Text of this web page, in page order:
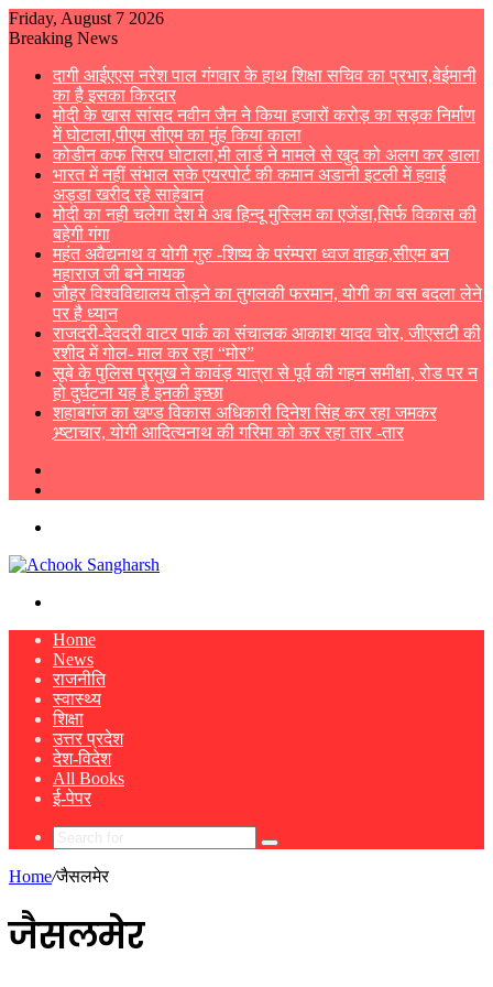
Friday, August 7 2026
Breaking News
दागी आईएएस नरेश पाल गंगवार के हाथ शिक्षा सचिव का प्रभार,बेईमानी
का है इसका किरदार
मोदी के खास सांसद नवीन जैन ने किया हजारों करोड़ का सड़क निर्माण
में घोटाला,पीएम सीएम का मुंह किया काला
कोडीन कफ सिरप घोटाला,मी लार्ड ने मामले से खुद को अलग कर डाला
भारत में नहीं संभाल सके एयरपोर्ट की कमान अडानी इटली में हवाई
अड्डा खरीद रहे साहेबान
मोदी का नही चलेगा देश मे अब हिन्दू मुस्लिम का एजेंडा,सिर्फ विकास की
बहेगी गंगा
महंत अवैद्यनाथ व योगी गुरु -शिष्य के परंम्परा ध्वज वाहक,सीएम बन
महाराज जी बने नायक
जौहर विश्वविद्यालय तोड़ने का तुगलकी फरमान, योगी का बस बदला लेने
पर है ध्यान
राजदरी-देवदरी वाटर पार्क का संचालक आकाश यादव चोर, जीएसटी की
रशीद में गोल- माल कर रहा “मोर”
सूबे के पुलिस प्रमुख ने कावंड़ यात्रा से पूर्व की गहन समीक्षा, रोड पर न
हो दुर्घटना यह है इनकी इच्छा
शहाबगंज का खण्ड विकास अधिकारी दिनेश सिंह कर रहा जमकर
भ्र्ष्टाचार, योगी आदित्यनाथ की गरिमा को कर रहा तार -तार
Home
News
राजनीति
स्वास्थ्य
शिक्षा
उत्तर प्रदेश
देश-विदेश
All Books
ई-पेपर
Search
Home/जैसलमेर
जैसलमेर